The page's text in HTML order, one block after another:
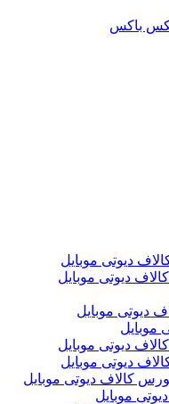
دیوتی موبایل
دیوتی موبایل
دیوتی موبایل
موبایل
دیوتی موبایل
دیوتی موبایل
کالاف دیوتی موبایل
موبایل